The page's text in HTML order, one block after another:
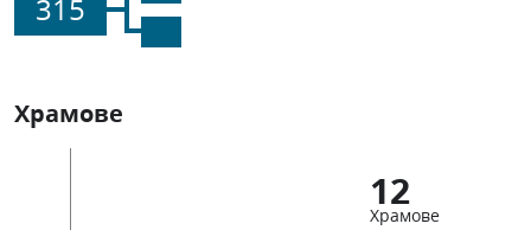
315
Храмове
12
Храмове